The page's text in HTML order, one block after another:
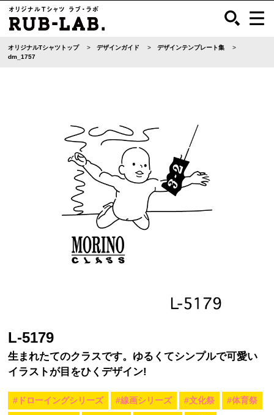
オリジナルTシャツトップ デザインガイド
デザインテンプレート集
dm_1757
L-5179
生まれたてのクラスです。ゆるくてシンプルで可愛い
イラストが目をひくデザイン!
#ドローイングシリーズ #線画シリーズ #文化祭 #体育祭